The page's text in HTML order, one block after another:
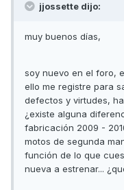
jjossette dijo:
muy buenos días,
soy nuevo en el foro,
ello me registre para
defectos y virtudes,
¿existe alguna
fabricación 2009 -
motos de segunda
función de lo que
nueva a estrenar...